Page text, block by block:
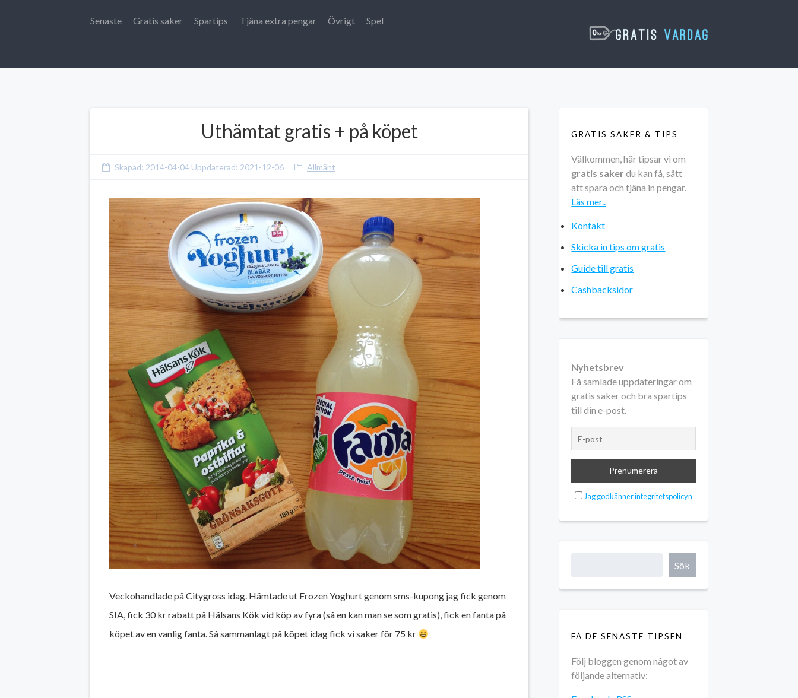
Senaste Gratis saker Spartips Tjäna extra pengar Övrigt Spel
Uthämtat gratis + på köpet
Skapad: 2014-04-04 Uppdaterad: 2021-12-06 Allmänt
Veckohandlade på Citygross idag. Hämtade ut Frozen Yoghurt genom sms-kupong jag fick genom
SIA, fick 30 kr rabatt på Hälsans Kök vid köp av fyra (så en kan man se som gratis), fick en fanta på
köpet av en vanlig fanta. Så sammanlagt på köpet idag fick vi saker för 75 kr
GRATIS SAKER & TIPS
Välkommen, här tipsar vi om
gratis saker du kan få, sätt
att spara och tjäna in pengar.
Läs mer..
Kontakt
Skicka in tips om gratis
Guide till gratis
Cashbacksidor
Nyhetsbrev
Få samlade uppdateringar om
gratis saker och bra spartips
till din e-post.
Jag godkänner integritetspolicyn
Sök
FÅ DE SENASTE TIPSEN
Följ bloggen genom något av
följande alternativ: